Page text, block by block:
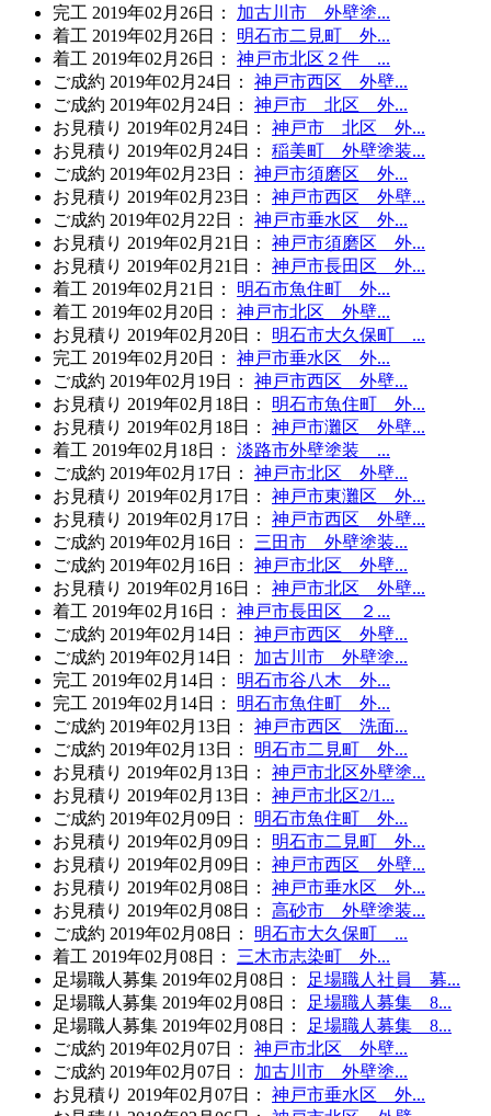
完工 2019年02月26日 ：
加古川市 外壁塗...
着工 2019年02月26日 ：
明石市二見町 外...
着工 2019年02月26日 ：
神戸市北区２件 ...
ご成約 2019年02月24日 ：
神戸市西区 外壁...
ご成約 2019年02月24日 ：
神戸市 北区 外...
お見積り 2019年02月24日 ：
神戸市 北区 外...
お見積り 2019年02月24日 ：
稲美町 外壁塗装...
ご成約 2019年02月23日 ：
神戸市須磨区 外...
お見積り 2019年02月23日 ：
神戸市西区 外壁...
ご成約 2019年02月22日 ：
神戸市垂水区 外...
お見積り 2019年02月21日 ：
神戸市須磨区 外...
お見積り 2019年02月21日 ：
神戸市長田区 外...
着工 2019年02月21日 ：
明石市魚住町 外...
着工 2019年02月20日 ：
神戸市北区 外壁...
お見積り 2019年02月20日 ：
明石市大久保町 ...
完工 2019年02月20日 ：
神戸市垂水区 外...
ご成約 2019年02月19日 ：
神戸市西区 外壁...
お見積り 2019年02月18日 ：
明石市魚住町 外...
お見積り 2019年02月18日 ：
神戸市灘区 外壁...
着工 2019年02月18日 ：
淡路市外壁塗装 ...
ご成約 2019年02月17日 ：
神戸市北区 外壁...
お見積り 2019年02月17日 ：
神戸市東灘区 外...
お見積り 2019年02月17日 ：
神戸市西区 外壁...
ご成約 2019年02月16日 ：
三田市 外壁塗装...
ご成約 2019年02月16日 ：
神戸市北区 外壁...
お見積り 2019年02月16日 ：
神戸市北区 外壁...
着工 2019年02月16日 ：
神戸市長田区 ２...
ご成約 2019年02月14日 ：
神戸市西区 外壁...
ご成約 2019年02月14日 ：
加古川市 外壁塗...
完工 2019年02月14日 ：
明石市谷八木 外...
完工 2019年02月14日 ：
明石市魚住町 外...
ご成約 2019年02月13日 ：
神戸市西区 洗面...
ご成約 2019年02月13日 ：
明石市二見町 外...
お見積り 2019年02月13日 ：
神戸市北区外壁塗...
お見積り 2019年02月13日 ：
神戸市北区2/1...
ご成約 2019年02月09日 ：
明石市魚住町 外...
お見積り 2019年02月09日 ：
明石市二見町 外...
お見積り 2019年02月09日 ：
神戸市西区 外壁...
お見積り 2019年02月08日 ：
神戸市垂水区 外...
お見積り 2019年02月08日 ：
高砂市 外壁塗装...
ご成約 2019年02月08日 ：
明石市大久保町 ...
着工 2019年02月08日 ：
三木市志染町 外...
足場職人募集 2019年02月08日 ：
足場職人社員 募...
足場職人募集 2019年02月08日 ：
足場職人募集 8...
足場職人募集 2019年02月08日 ：
足場職人募集 8...
ご成約 2019年02月07日 ：
神戸市北区 外壁...
ご成約 2019年02月07日 ：
加古川市 外壁塗...
お見積り 2019年02月07日 ：
神戸市垂水区 外...